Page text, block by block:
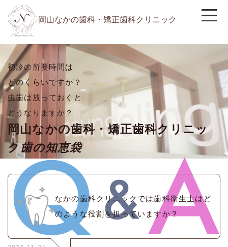
岡山なかの歯科・矯正歯科クリニック
初診の所要時間は
どのくらいですか？
虫歯は放っておくと
どうなりますか？
岡山なかの歯科・矯正歯科クリニッ
ク歯の知恵袋
なかの歯科クリニックでは歯科衛生士はど
のような役割を担っていますか？